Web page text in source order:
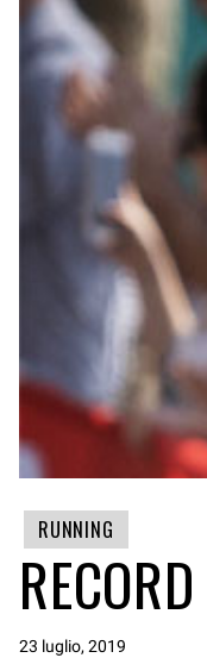
RUNNING
23 luglio, 2019